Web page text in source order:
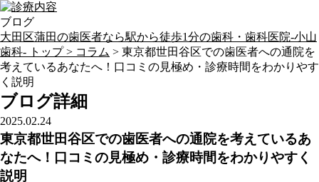
ブログ
大田区蒲田の歯医者なら駅から徒歩1分の歯科・歯科医院-小山
歯科- トップ > コラム > 東京都世田谷区での歯医者への通院を
考えているあなたへ！口コミの見極め・診療時間をわかりやす
く説明
ブログ詳細
2025.02.24
東京都世田谷区での歯医者への通院を考えているあ
なたへ！口コミの見極め・診療時間をわかりやすく
説明